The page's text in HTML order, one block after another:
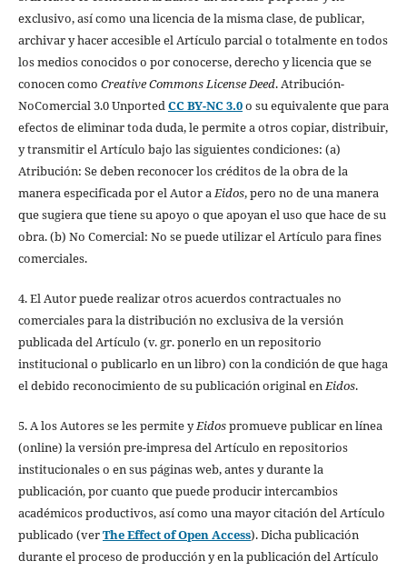
exclusivo, así como una licencia de la misma clase, de publicar,
archivar y hacer accesible el Artículo parcial o totalmente en todos
los medios conocidos o por conocerse, derecho y licencia que se
conocen como Creative Commons License Deed. Atribución-
NoComercial 3.0 UnportedCC BY-NC 3.0o su equivalente que para
efectos de eliminar toda duda, le permite a otros copiar, distribuir,
y transmitir el Artículo bajo las siguientes condiciones: (a)
Atribución: Se deben reconocer los créditos de la obra de la
manera especificada por el Autor aEidos, pero no de una manera
que sugiera que tiene su apoyo o que apoyan el uso que hace de su
obra. (b) No Comercial: No se puede utilizar el Artículo para fines
comerciales.
4. El Autor puede realizar otros acuerdos contractuales no
comerciales para la distribución no exclusiva de la versión
publicada del Artículo (v. gr. ponerlo en un repositorio
institucional o publicarlo en un libro) con la condición de que haga
el debido reconocimiento de su publicación original enEidos.
5. A los Autores se les permite yEidospromueve publicar en línea
(online) la versión pre-impresa del Artículo en repositorios
institucionales o en sus páginas web, antes y durante la
publicación, por cuanto que puede producir intercambios
académicos productivos, así como una mayor citación del Artículo
publicado (verThe Effect of Open Access). Dicha publicación
durante el proceso de producción y en la publicación del Artículo